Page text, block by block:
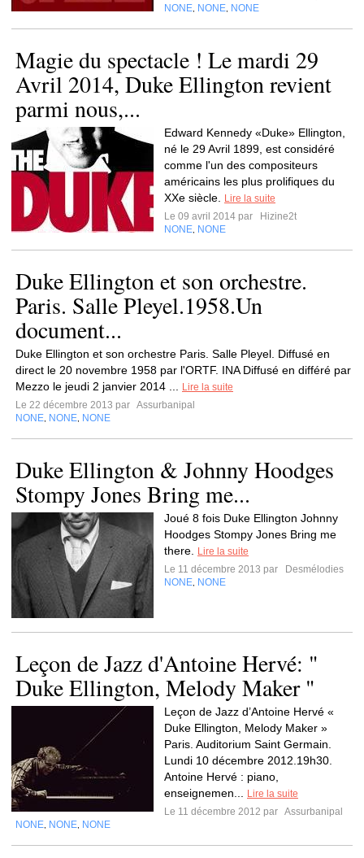
NONE NONE NONE
Magie du spectacle ! Le mardi 29
Avril 2014, Duke Ellington revient
parmi nous,...
Edward Kennedy «Duke» Ellington,
né le 29 Avril 1899, est considéré
comme l'un des compositeurs
américains les plus prolifiques du
XXe siècle.
Lire la suite
Le 09 avril 2014 par
Hizine2t
NONE NONE
Duke Ellington et son orchestre.
Paris. Salle Pleyel.1958.Un
document...
Duke Ellington et son orchestre Paris. Salle Pleyel. Diffusé en
direct le 20 novembre 1958 par l'ORTF. INA Diffusé en différé par
Mezzo le jeudi 2 janvier 2014 ...
Lire la suite
Le 22 décembre 2013 par Assurbanipal
NONE NONE NONE
Duke Ellington & Johnny Hoodges
Stompy Jones Bring me...
Joué 8 fois Duke Ellington Johnny
Hoodges Stompy Jones Bring me
there.
Lire la suite
Le 11 décembre 2013 par
Desmélodies
NONE NONE
Leçon de Jazz d'Antoine Hervé: "
Duke Ellington, Melody Maker "
Leçon de Jazz d’Antoine Hervé «
Duke Ellington, Melody Maker »
Paris. Auditorium Saint Germain.
Lundi 10 décembre 2012.19h30.
Antoine Hervé : piano,
enseignemen...
Lire la suite
Le 11 décembre 2012 par Assurbanipal
NONE NONE NONE